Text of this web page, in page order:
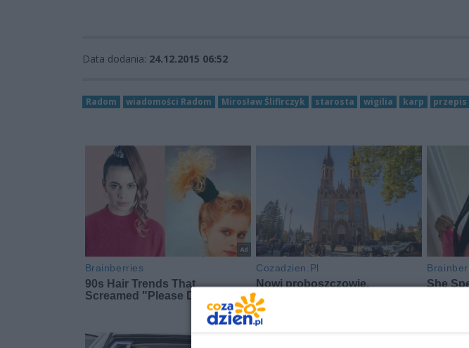
Data dodania: 24.12.2015 06:52
Radom wiadomości Radom Mirosław Ślifirczyk starosta wigilia karp przepis